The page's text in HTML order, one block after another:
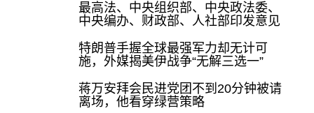
最高法、中央组织部、中央政法委、
中央编办、财政部、人社部印发意见
特朗普手握全球最强军力却无计可
施，外媒揭美伊战争“无解三选一”
蒋万安拜会民进党团不到20分钟被请
离场，他看穿绿营策略